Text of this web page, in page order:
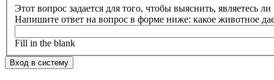
Напишите ответ на вопрос в форме ниже: какое животное
Fill in the blank